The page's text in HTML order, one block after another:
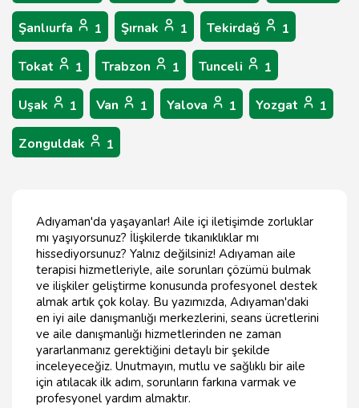
Şanlıurfa 1 Şırnak 1 Tekirdağ 1
Tokat 1 Trabzon 1 Tunceli 1
Uşak 1 Van 1 Yalova 1 Yozgat 1
Zonguldak 1
Adıyaman'da yaşayanlar! Aile içi iletişimde zorluklar
mı yaşıyorsunuz? İlişkilerde tıkanıklıklar mı
hissediyorsunuz? Yalnız değilsiniz! Adıyaman aile
terapisi hizmetleriyle, aile sorunları çözümü bulmak
ve ilişkiler geliştirme konusunda profesyonel destek
almak artık çok kolay. Bu yazımızda, Adıyaman'daki
en iyi aile danışmanlığı merkezlerini, seans ücretlerini
ve aile danışmanlığı hizmetlerinden ne zaman
yararlanmanız gerektiğini detaylı bir şekilde
inceleyeceğiz. Unutmayın, mutlu ve sağlıklı bir aile
için atılacak ilk adım, sorunların farkına varmak ve
profesyonel yardım almaktır.